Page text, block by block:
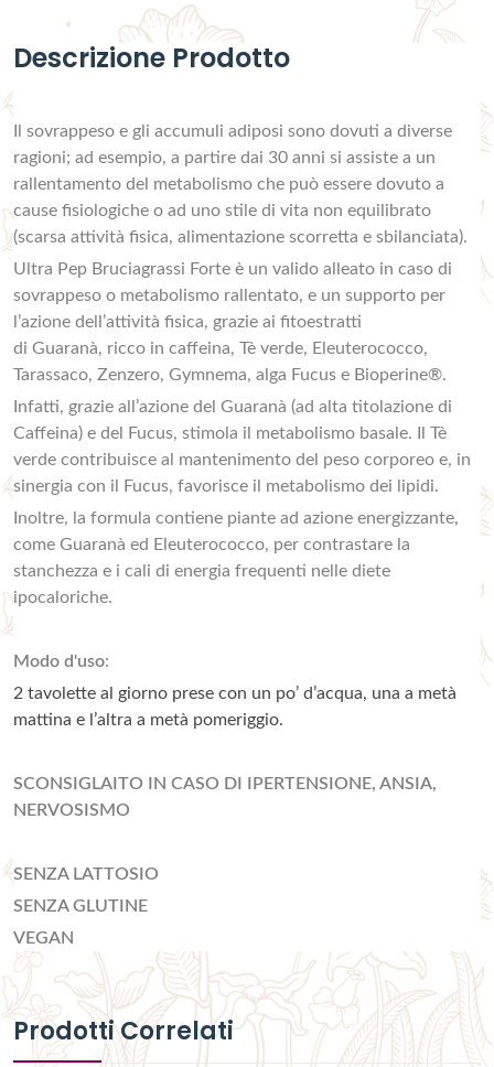
Descrizione Prodotto
Il sovrappeso e gli accumuli adiposi sono dovuti a diverse
ragioni; ad esempio, a partire dai 30 anni si assiste a un
rallentamento del metabolismo che può essere dovuto a
cause fisiologiche o ad uno stile di vita non equilibrato
(scarsa attività fisica, alimentazione scorretta e sbilanciata).
Ultra Pep Bruciagrassi Forte è un valido alleato in caso di
sovrappeso o metabolismo rallentato, e un supporto per
l’azione dell’attività fisica, grazie ai fitoestratti
di Guaranà, ricco in caffeina, Tè verde, Eleuterococco,
Tarassaco, Zenzero, Gymnema, alga Fucus e Bioperine®.
Infatti, grazie all’azione del Guaranà (ad alta titolazione di
Caffeina) e del Fucus, stimola il metabolismo basale. Il Tè
verde contribuisce al mantenimento del peso corporeo e, in
sinergia con il Fucus, favorisce il metabolismo dei lipidi.
Inoltre, la formula contiene piante ad azione energizzante,
come Guaranà ed Eleuterococco, per contrastare la
stanchezza e i cali di energia frequenti nelle diete
ipocaloriche.
Modo d'uso:
2 tavolette al giorno prese con un po’ d’acqua, una a metà
mattina e l’altra a metà pomeriggio.
SCONSIGLAITO IN CASO DI IPERTENSIONE, ANSIA,
NERVOSISMO
SENZA LATTOSIO
SENZA GLUTINE
VEGAN
Prodotti Correlati